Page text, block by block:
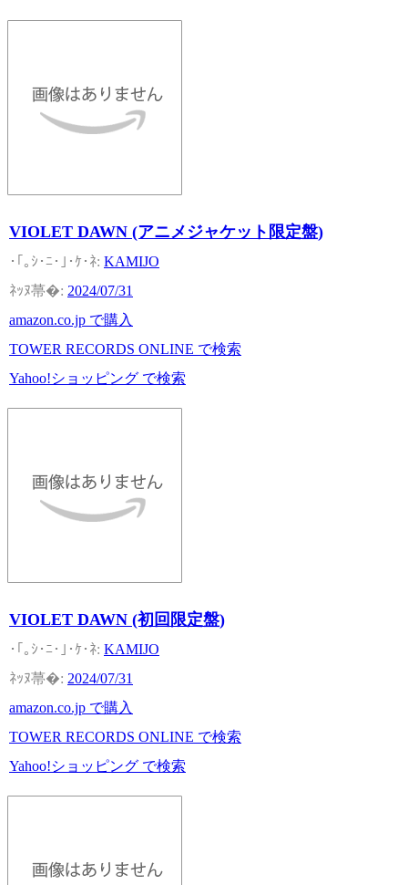
VIOLET DAWN (アニメジャケット限定盤)
KAMIJO
2024/07/31
amazon.co.jp で購入
TOWER RECORDS ONLINE で検索
Yahoo!ショッピング で検索
VIOLET DAWN (初回限定盤)
KAMIJO
2024/07/31
amazon.co.jp で購入
TOWER RECORDS ONLINE で検索
Yahoo!ショッピング で検索